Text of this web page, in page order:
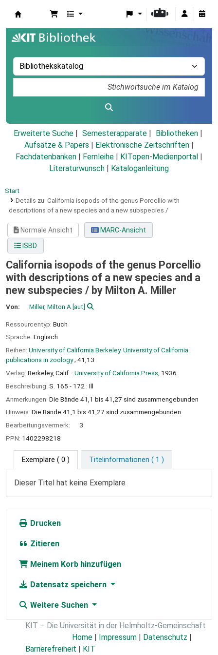
Erweiterte Suche Semesterapparate
Bibliotheken
Aufsätze & Papers
Elektronische Zeitschriften
Fachdatenbanken
Fernleihe KITopen-Medienportal
Literaturwunsch
Kataloganleitung
Start
Details zu: California isopods of the genus Porcellio with
descriptions of a new species and a new subspecies /
Normale Ansicht
MARC-Ansicht
ISBD
California isopods of the genus Porcellio
with descriptions of a new species and a
new subspecies / by Milton A. Miller
Von: Miller, Milton A [aut]
Ressourcentyp: Buch
Sprache: Englisch
Reihen: University of California Berkeley. University of California
publications in zoology; 41,13
Verlag: Berkeley, Calif. : University of California Press, 1936
Beschreibung: S. 165 - 172 : Ill
Anmerkungen: Die Bände 41,1 bis 41,27 sind zusammengebunden
Hinweis: Die Bände 41,1 bis 41,27 sind zusammengebunden
Bearbeitungsvermerk:
3
PPN: 1402298218
Exemplare ( 0 ) Titelinformationen ( 1 )
Dieser Titel hat keine Exemplare
Drucken
Zitieren
Meinem Korb hinzufügen
Datensatz speichern
Weitere Suchen
KIT – Die Universität in der Helmholtz-Gemeinschaft
Home | Impressum | Datenschutz |
Barrierefreiheit | KIT